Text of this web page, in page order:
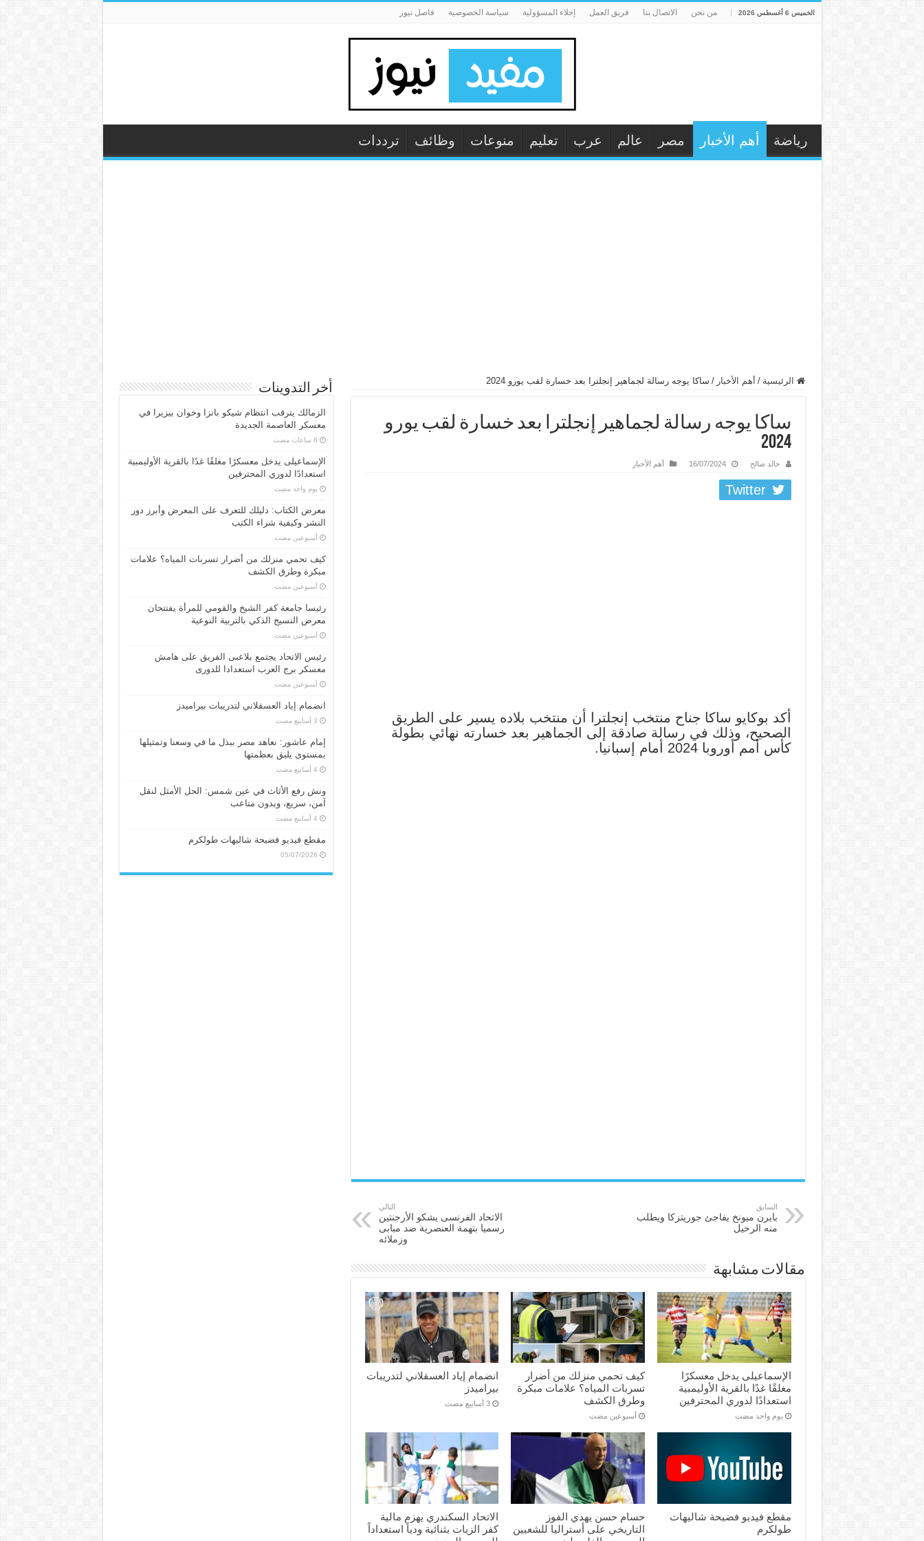
الخميس 6 أغسطس 2026 من نحن الاتصال بنا فريق العمل إخلاء المسؤولية سياسة الخصوصية فاصل نيوز
رياضة أهم الأخبار مصر عالم عرب تعليم منوعات وظائف ترددات
الرئيسية / أهم الأخبار / ساكا يوجه رسالة لجماهير إنجلترا بعد خسارة لقب يورو 2024
ساكا يوجه رسالة لجماهير إنجلترا بعد خسارة لقب يورو
2024
خالد صالح 16/07/2024 أهم الأخبار
Twitter
أكد بوكايو ساكا جناح منتخب إنجلترا أن منتخب بلاده يسير على الطريق
الصحيح، وذلك في رسالة صادقة إلى الجماهير بعد خسارته نهائي بطولة
كأس أمم أوروبا 2024 أمام إسبانيا.
السابق
بايرن ميونخ يفاجئ جوريتزكا ويطلب
منه الرحيل
التالي
الاتحاد الفرنسى يشكو الأرجنتين
رسميا بتهمة العنصرية ضد مبابى
وزملائه
مقالات مشابهة
الإسماعیلی یدخل معسكرًا
مغلقًا غدًا بالقرية الأوليمبية
استعدادًا لدوري المحترفين
‏يوم واحد مضت
كيف تحمي منزلك من أضرار
تسربات المياه؟ علامات مبكرة
وطرق الكشف
‏أسبوعين مضت
انضمام إياد العسقلاني لتدريبات
بيراميدز
‏3 أسابيع مضت
مقطع فيديو فضيحة شاليهات
طولكرم
حسام حسن يهدي الفوز
التاريخي على أستراليا للشعبين
الاتحاد السكندري يهزم مالية
كفر الزيات بثنائية ودياً استعداداً
أخر التدوينات
الزمالك يترقب انتظام شيكو بانزا وخوان بيزيرا في
معسكر العاصمة الجديدة
الإسماعیلی یدخل معسكرًا مغلقًا غدًا بالقرية الأوليمبية
استعدادًا لدوري المحترفين
‏يوم واحد مضت
معرض الكتاب: دليلك للتعرف على المعرض وأبرز دور
النشر وكيفية شراء الكتب
‏أسبوعين مضت
كيف تحمي منزلك من أضرار تسربات المياه؟ علامات
مبكرة وطرق الكشف
‏أسبوعين مضت
رئيسا جامعة كفر الشيخ والقومي للمرأة يفتتحان
معرض النسيج الذكي بالتربية النوعية
‏أسبوعين مضت
رئيس الاتحاد يجتمع بلاعبى الفريق على هامش
معسكر برج العرب استعدادا للدورى
‏أسبوعين مضت
انضمام إياد العسقلاني لتدريبات بيراميدز
إمام عاشور: نعاهد مصر ببذل ما في وسعنا وتمثيلها
بمستوى يليق بعظمتها
ونش رفع الأثاث في عين شمس: الحل الأمثل لنقل
آمن، سريع، وبدون متاعب
مقطع فيديو فضيحة شاليهات طولكرم
05/07/2026